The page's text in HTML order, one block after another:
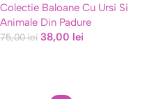
Colectie Baloane Cu Ursi Si
Animale Din Padure
75,00lei 38,00 lei